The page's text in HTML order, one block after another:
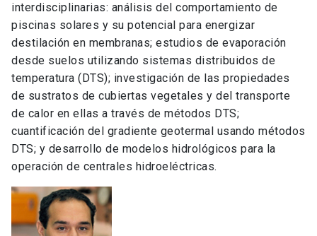
interdisciplinarias: análisis del comportamiento de
piscinas solares y su potencial para energizar
destilación en membranas; estudios de evaporación
desde suelos utilizando sistemas distribuidos de
temperatura (DTS); investigación de las propiedades
de sustratos de cubiertas vegetales y del transporte
de calor en ellas a través de métodos DTS;
cuantificación del gradiente geotermal usando métodos
DTS; y desarrollo de modelos hidrológicos para la
operación de centrales hidroeléctricas.